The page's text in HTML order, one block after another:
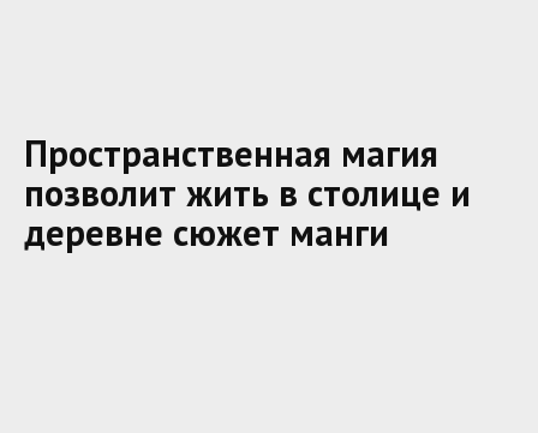
Пространственная магия
позволит жить в столице и
деревне сюжет манги